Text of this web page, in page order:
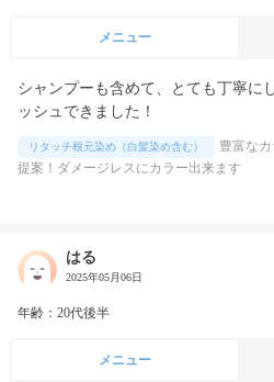
メニュー
シャンプーも含めて、とても丁寧に
ッシュできました！
リタッチ根元染め（白髪染め含む）
豊富な
提案！ダメージレスにカラー出来ます
はる
2025年05月06日
年齢：20代後半
メニュー